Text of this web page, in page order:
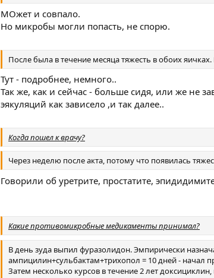
МОжет и совпало.
Но микробы могли попасть, не спорю.
После была в течение месяца тяжесть в обоих
Тут - подробнее, немного..
Так же, как и сейчас - больше сидя, или же не
эякуляций как зависело ,и так далее..
Когда пошел к врачу?
Через неделю после акта, потому что появилась
Говорили об уретрите, простатите,
Какие противомикробные медикаменты принимал?
В день зуда выпил фуразолидон. Эмпирически
ампицилин+сульбактам+трихопол = 10 дней - начал
Затем несколько курсов в течение 2 лет